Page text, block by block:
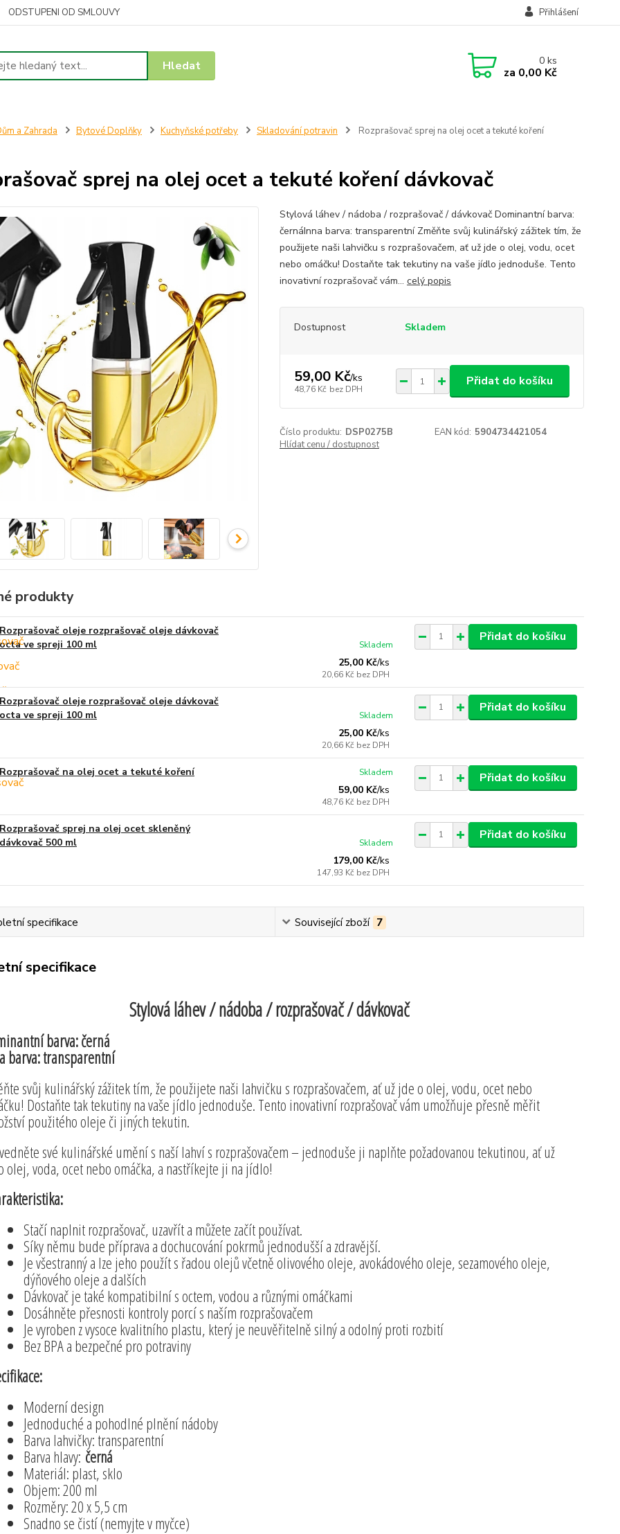
ODSTUPENI OD SMLOUVY Přihlášení
Hledat 0ks
za 0,00 Kč
a Zahrada Bytové Doplňky Kuchyňské potřeby Skladování potravin Rozprašovač sprej na olej ocet a tekuté koření
sprej na olej ocet a tekuté koření dávkovač
Stylová láhev / nádoba / rozprašovač / dávkovač Dominantní barva:
černáInna barva: transparentní Změňte svůj kulinářský zážitek tím, že
použijete naši lahvičku s rozprašovačem, ať už jde o olej, vodu, ocet
nebo omáčku! Dostaňte tak tekutiny na vaše jídlo jednoduše. Tento
inovativní rozprašovač vám... celý popis
Dostupnost Skladem
59,00 Kč/ks
48,76 Kč bez DPH
Přidat do košíku
Číslo produktu: DSP0275B EAN kód: 5904734421054
Hlídat cenu / dostupnost
produkty
oleje rozprašovač oleje dávkovač
ve spreji 100 ml
25,00 Kč/ks
20,66 Kč bez DPH
Skladem
Přidat do košíku
oleje rozprašovač oleje dávkovač
ve spreji 100 ml
25,00 Kč/ks
20,66 Kč bez DPH
Skladem
Přidat do košíku
na olej ocet a tekuté koření
59,00 Kč/ks
48,76 Kč bez DPH
Skladem Přidat do košíku
sprej na olej ocet skleněný
500 ml
179,00 Kč/ks
147,93 Kč bez DPH
Skladem
Přidat do košíku
specifikace Související zboží 7
specifikace
Stylová láhev / nádoba / rozprašovač / dávkovač
barva: černá
barva: transparentní
svůj kulinářský zážitek tím, že použijete naši lahvičku s rozprašovačem, ať už jde o olej, vodu, ocet nebo
Dostaňte tak tekutiny na vaše jídlo jednoduše. Tento inovativní rozprašovač vám umožňuje přesně měřit
použitého oleje či jiných tekutin.
své kulinářské umění s naší lahví s rozprašovačem – jednoduše ji naplňte požadovanou tekutinou, ať už
olej, voda, ocet nebo omáčka, a nastříkejte ji na jídlo!
Stačí naplnit rozprašovač, uzavřít a můžete začít používat.
Síky němu bude příprava a dochucování pokrmů jednodušší a zdravější.
Je všestranný a lze jeho použít s řadou olejů včetně olivového oleje, avokádového oleje, sezamového oleje,
dýňového oleje a dalších
Dávkovač je také kompatibilní s octem, vodou a různými omáčkami
Dosáhněte přesnosti kontroly porcí s naším rozprašovačem
Je vyroben z vysoce kvalitního plastu, který je neuvěřitelně silný a odolný proti rozbití
Bez BPA a bezpečné pro potraviny
Moderní design
Jednoduché a pohodlné plnění nádoby
Barva lahvičky: transparentní
Barva hlavy: černá
Materiál: plast, sklo
Objem: 200 ml
Rozměry: 20 x 5,5 cm
Snadno se čistí (nemyjte v myčce)